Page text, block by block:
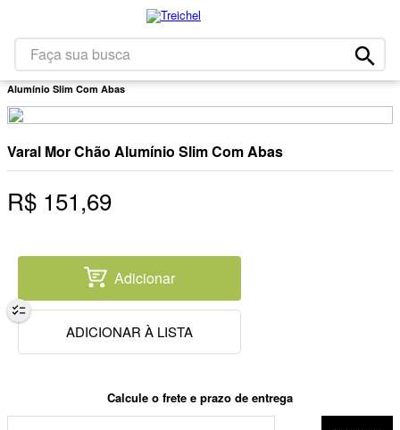
Faça sua busca
Varal Mor Chão
Alumínio Slim Com Abas
Varal Mor Chão Alumínio Slim Com Abas
R$ 151,69
Adicionar
2º leite
3º papel higiênico
6º
7º chocolate
9º arroz
detergente